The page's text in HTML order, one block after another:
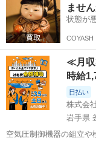
ませ
状態が
COYASH
≪月収
時給
日払い
株式会
岩手県
空気圧制御機器の組立